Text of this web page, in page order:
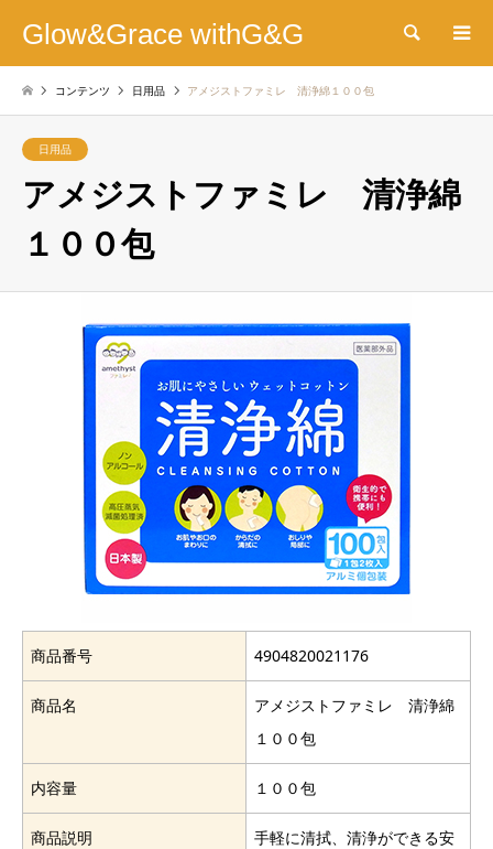
Glow&Grace withG&G 検索
コンテンツ 日用品 アメジストファミレ 清浄綿１００包
日用品
アメジストファミレ 清浄綿
１００包
商品番号 4904820021176
商品名
アメジストファミレ 清浄綿
１００包
内容量 １００包
商品説明
手軽に清拭、清浄ができる安